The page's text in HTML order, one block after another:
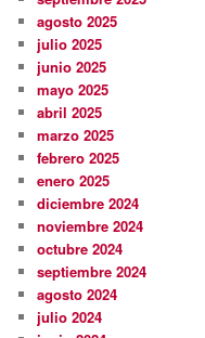
agosto 2025
julio 2025
junio 2025
mayo 2025
abril 2025
marzo 2025
febrero 2025
enero 2025
diciembre 2024
noviembre 2024
octubre 2024
septiembre 2024
agosto 2024
julio 2024